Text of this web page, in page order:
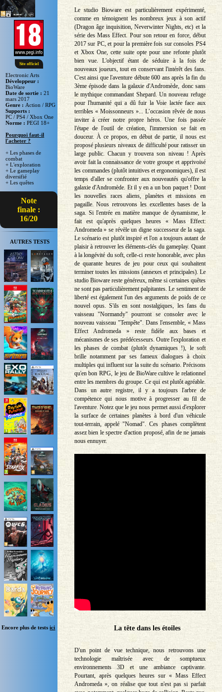
Site officiel
Electronic Arts
Développeur :
BioWare
Date de sortie :21
mars 2017
Genre : Action / RPG
Supports :
PC / PS4 / Xbox One
Norme :PEGI 18+
Pourquoi faut-il
l'acheter ?
+ Les phases de
combat
+ L'exploration
+ Le gameplay
diversifié
+ Les quêtes
Note
finale :
16/20
AUTRES TESTS
Encore plus de testsici
Le studio Bioware est particulièrement expérimenté,
comme en témoignent les nombreux jeux à son actif
(Dragon âge inquisition, Neverwinter Nights, etc) et la
série des Mass Effect. Pour son retour en force, début
2017 sur PC, et pour la première fois sur consoles PS4
et Xbox One, cette suite opte pour une refonte plutôt
bien vue. L'objectif étant de séduire à la fois de
nouveaux joueurs, tout en conservant l'intérêt des fans.
C'est ainsi que l'aventure débute 600 ans après la fin du
3ème épisode dans la galaxie d'Andromède, donc sans
le mythique commandant Shepard. Un nouveau refuge
pour l'humanité qui a dû fuir la Voie lactée face aux
terribles « Moissonneurs »... L’occasion rêvée de nous
inviter à créer notre propre héros. Une fois passée
l'étape de l'outil de création, l'immersion se fait en
douceur. À ce propos, en début de partie, il nous est
proposé plusieurs niveaux de difficulté pour ratisser un
large public. Chacun y trouvera son niveau ! Après
avoir fait la connaissance de votre groupe et apprivoisé
les commandes (plutôt intuitives et ergonomiques), il est
temps d'aller se confronter aux nouveautés qu'offre la
galaxie d'Andromède. Et il y en a un bon paquet ! Dont
les nouvelles races aliens, planètes et missions en
pagaille. Nous retrouvons les excellentes bases de la
saga. Si l'entrée en matière manque de dynamisme, le
fait est qu'après quelques heures « Mass Effect:
Andromeda » se révèle un digne successeur de la saga.
Le scénario est plutôt inspiré et l'on a toujours autant de
plaisir à retrouver les éléments-clés du gameplay. Quant
à la longévité du soft, celle-ci reste honorable, avec plus
de quarante heures de jeu pour ceux qui souhaitent
terminer toutes les missions (annexes et principales). Le
studio Bioware reste généreux, même si certaines quêtes
ne sont pas particulièrement palpitantes. Le sentiment de
liberté est également l'un des arguments de poids de ce
nouvel opus. S'ils en sont nostalgiques, les fans du
vaisseau "Normandy" pourront se consoler avec le
nouveau vaisseau "Tempête". Dans l'ensemble, « Mass
Effect Andromeda » reste fidèle aux bases et
mécanismes de ses prédécesseurs. Outre l'exploration et
les phases de combat (plutôt dynamiques !), le soft
brille notamment par ses fameux dialogues à choix
multiples qui influent sur la suite du scénario. Précisons
qu'en bon RPG, le jeu de BioWare cultive le relationnel
entre les membres du groupe. Ce qui est plutôt agréable.
Dans un autre registre, il y a toujours l'arbre de
compétence qui nous motive à progresser au fil de
l'aventure. Notez que le jeu nous permet aussi d'explorer
la surface de certaines planètes à bord d'un véhicule
tout-terrain, appelé "Nomad". Ces phases complètent
assez bien le spectre d'action proposé, afin de ne jamais
nous ennuyer.
La tête dans les étoiles
D'un point de vue technique, nous retrouvons une
technologie maîtrisée avec de somptueux
environnements 3D et une ambiance captivante.
Pourtant, après quelques heures sur « Mass Effect
Andromeda », on réalise que tout n'est pas si parfait